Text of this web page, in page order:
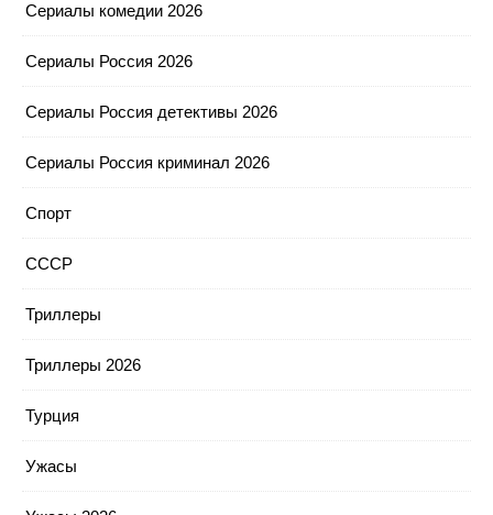
Сериалы комедии 2026
Сериалы Россия 2026
Сериалы Россия детективы 2026
Сериалы Россия криминал 2026
Спорт
СССР
Триллеры
Триллеры 2026
Турция
Ужасы